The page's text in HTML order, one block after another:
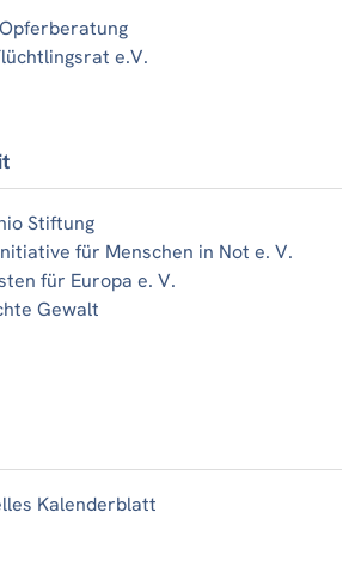
e.V.
Stiftung
für Menschen in Not e. V.
für Europa e. V.
Gewalt
Kalenderblatt